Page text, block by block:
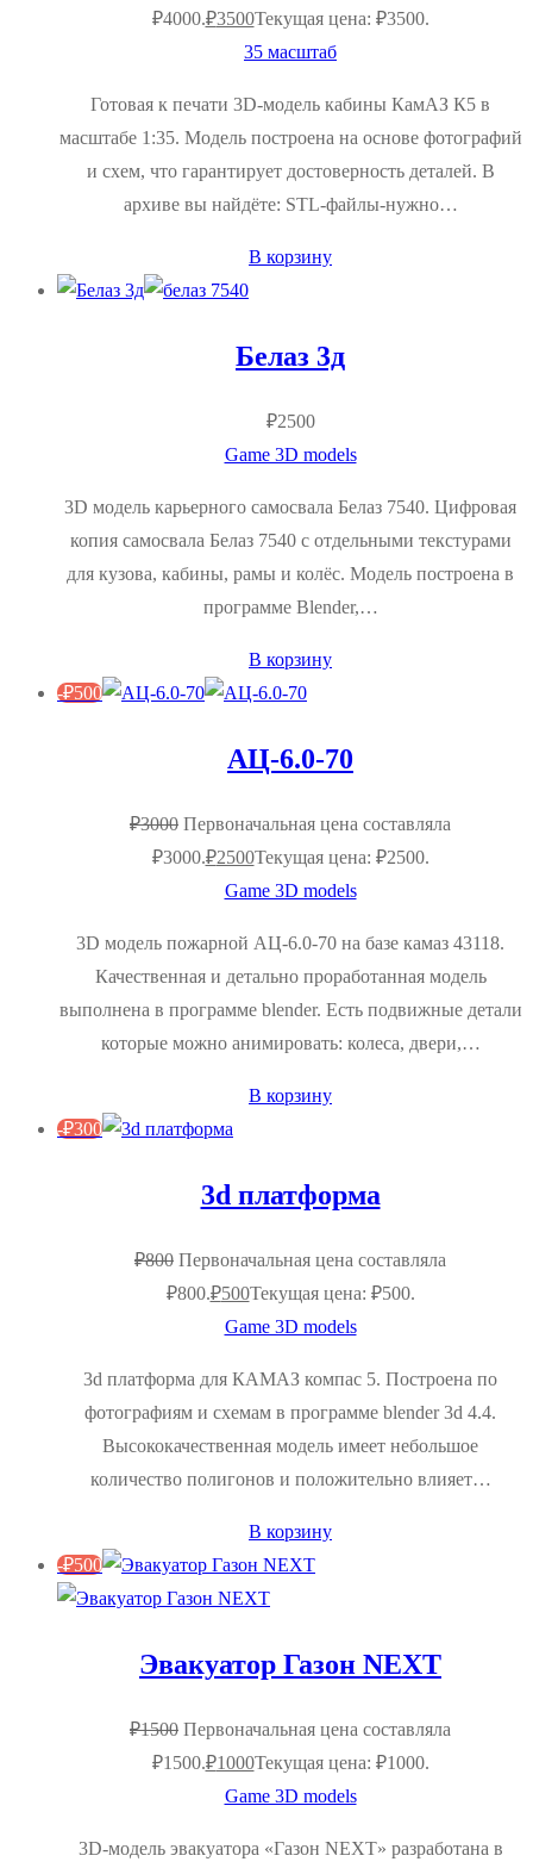
₽4000.₽3500Текущая цена: ₽3500.
35 масштаб
Готовая к печати 3D‑модель кабины КамАЗ К5 в
масштабе 1:35. Модель построена на основе фотографий
и схем, что гарантирует достоверность деталей. В
архиве вы найдёте: STL‑файлы-нужно…
В корзину
Белаз 3д
₽2500
Game 3D models
3D модель карьерного самосвала Белаз 7540. Цифровая
копия самосвала Белаз 7540 с отдельными текстурами
для кузова, кабины, рамы и колёс. Модель построена в
программе Blender,…
В корзину
-₽500
АЦ-6.0-70
₽3000 Первоначальная цена составляла
₽3000.₽2500Текущая цена: ₽2500.
Game 3D models
3D модель пожарной АЦ-6.0-70 на базе камаз 43118.
Качественная и детально проработанная модель
выполнена в программе blender. Есть подвижные детали
которые можно анимировать: колеса, двери,…
В корзину
-₽300
3d платформа
₽800 Первоначальная цена составляла
₽800.₽500Текущая цена: ₽500.
Game 3D models
3d платформа для КАМАЗ компас 5. Построена по
фотографиям и схемам в программе blender 3d 4.4.
Высококачественная модель имеет небольшое
количество полигонов и положительно влияет…
В корзину
-₽500
Эвакуатор Газон NEXT
₽1500 Первоначальная цена составляла
₽1500.₽1000Текущая цена: ₽1000.
Game 3D models
3D-модель эвакуатора «Газон NEXT» разработана в